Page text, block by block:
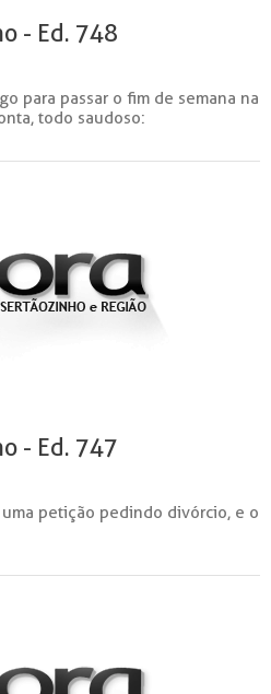
- Ed. 748
para passar o fim de semana na
todo saudoso:
- Ed. 747
petição pedindo divórcio, e o